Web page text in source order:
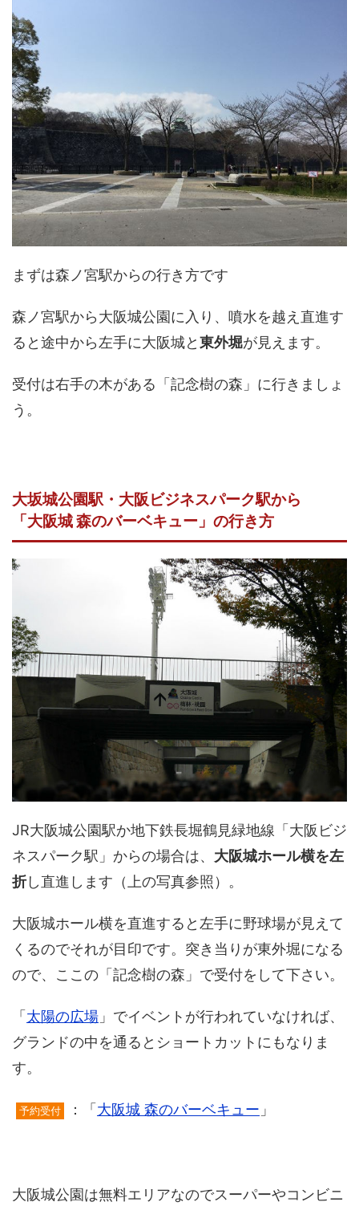
まずは森ノ宮駅からの行き方です
森ノ宮駅から大阪城公園に入り、噴水を越え直進す
ると途中から左手に大阪城と東外堀が見えます。
受付は右手の木がある「記念樹の森」に行きましょ
う。
大坂城公園駅・大阪ビジネスパーク駅から
「大阪城 森のバーベキュー」の行き方
JR大阪城公園駅か地下鉄長堀鶴見緑地線「大阪ビジ
ネスパーク駅」からの場合は、 大阪城ホール横を左
折し直進します（上の写真参照）。
大阪城ホール横を直進すると左手に野球場が見えて
くるのでそれが目印です。突き当りが東外堀になる
ので、ここの「記念樹の森」で受付をして下さい。
「 太陽の広場 」でイベントが行われていなければ、
グランドの中を通るとショートカットにもなりま
す。
予約受付 ：「 大阪城 森のバーベキュー 」
大阪城公園は無料エリアなのでスーパーやコンビニ